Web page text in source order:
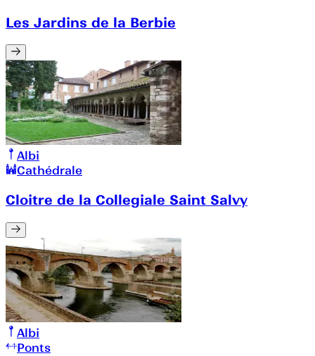
Les Jardins de la Berbie
Albi
Cathédrale
Cloitre de la Collegiale Saint Salvy
Albi
Ponts